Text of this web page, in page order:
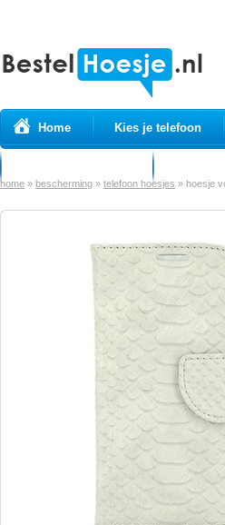
Home Kies je telefoon
home » bescherming » telefoon hoesjes » hoesje